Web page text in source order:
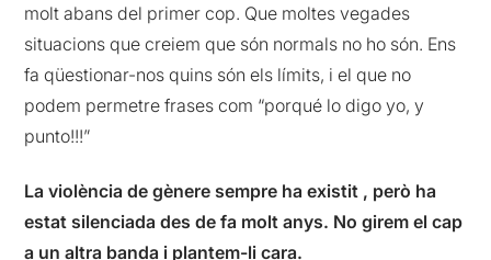
molt abans del primer cop. Que moltes vegades
situacions que creiem que són normals no ho són. Ens
fa qüestionar-nos quins són els límits, i el que no
podem permetre frases com “porqué lo digo yo, y
punto!!!”
La violència de gènere sempre ha existit , però ha
estat silenciada des de fa molt anys. No girem el cap
a un altra banda i plantem-li cara.